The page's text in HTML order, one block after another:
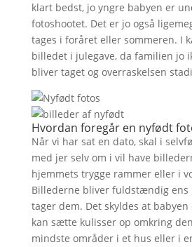
klart bedst, jo yngre babyen er
fotoshootet. Det er jo også
tages i foråret eller sommeren. I
billedet i julegave, da familien jo
bliver taget og overraskelsen
Hvordan foregår en nyfødt
Når vi har sat en dato, skal i
med jer selv om i vil have
hjemmets trygge rammer eller i
Billederne bliver fuldstændig ens
tager dem. Det skyldes at
kan sætte kulisser op omkring
mindste områder i et hus eller i